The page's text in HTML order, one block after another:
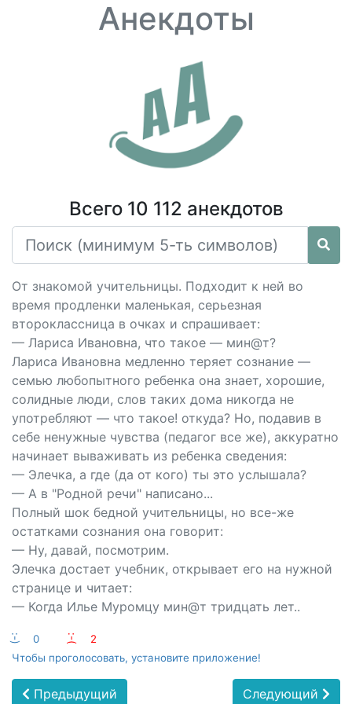
Анекдоты
Всего 10 112 анекдотов
От знакомой учительницы. Подходит к ней во
время продленки маленькая, серьезная
второклассница в очках и спрашивает:
— Лариса Ивановна, что такое — мин@т?
Лариса Ивановна медленно теряет сознание —
семью любопытного ребенка она знает, хорошие,
солидные люди, слов таких дома никогда не
употребляют — что такое! откуда? Но, подавив в
себе ненужные чувства (педагог все же), аккуратно
начинает вываживать из ребенка сведения:
— Элечка, а где (да от кого) ты это услышала?
— А в "Родной речи" написано...
Полный шок бедной учительницы, но все-же
остатками сознания она говорит:
— Ну, давай, посмотрим.
Элечка достает учебник, открывает его на нужной
странице и читает:
— Когда Илье Муромцу мин@т тридцать лет..
:-) 0 :-(
2
Чтобы проголосовать, установите приложение!
Предыдущий Следующий